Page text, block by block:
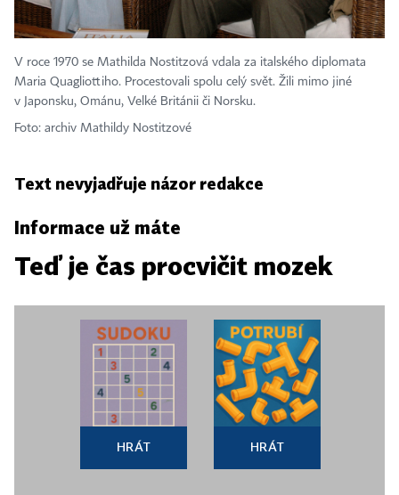
V roce 1970 se Mathilda Nostitzová vdala za italského diplomata
Maria Quagliottiho. Procestovali spolu celý svět. Žili mimo jiné
v Japonsku, Ománu, Velké Británii či Norsku.
Foto: archiv Mathildy Nostitzové
Text nevyjadřuje názor redakce
Informace už máte
Teď je čas procvičit mozek
HRÁT HRÁT